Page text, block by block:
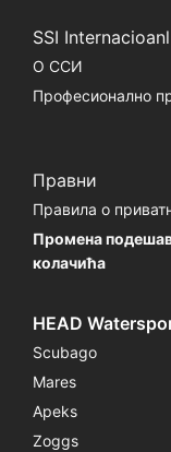
SSI Internacioanl
О ССИ
Професионално
Правни
Правила о
Промена
колачића
HEAD
Scubago
Mares
Apeks
Zoggs